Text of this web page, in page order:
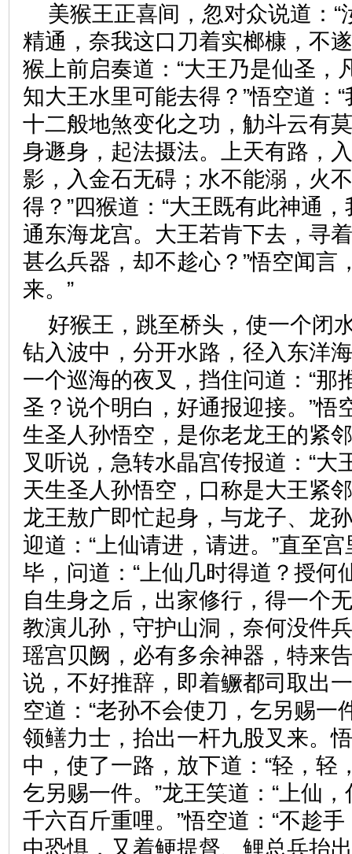
美猴王正喜间，忽对众说道：
精通，奈我这口刀着实榔槺，不
猴上前启奏道：“大王乃是仙圣，
知大王水里可能去得？”悟空道：
十二般地煞变化之功，觔斗云有
身遯身，起法摄法。上天有路，
影，入金石无碍；水不能溺，火
得？”四猴道：“大王既有此神通
通东海龙宫。大王若肯下去，寻
甚么兵器，却不趁心？”悟空闻言
来。”
好猴王，跳至桥头，使一个闭
钻入波中，分开水路，径入东洋
一个巡海的夜叉，挡住问道：“那
圣？说个明白，好通报迎接。”悟
生圣人孙悟空，是你老龙王的紧
叉听说，急转水晶宫传报道：“大
天生圣人孙悟空，口称是大王紧
龙王敖广即忙起身，与龙子、龙
迎道：“上仙请进，请进。”直至
毕，问道：“上仙几时得道？授何
自生身之后，出家修行，得一个
教演儿孙，守护山洞，奈何没件
瑶宫贝阙，必有多余神器，特来
说，不好推辞，即着鳜都司取出
空道：“老孙不会使刀，乞另赐一
领鳝力士，抬出一杆九股叉来。
中，使了一路，放下道：“轻，轻
乞另赐一件。”龙王笑道：“上仙
千六百斤重哩。”悟空道：“不趁
中恐惧，又着鲠提督、鲤总兵抬